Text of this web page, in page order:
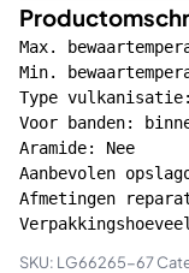
Max.
Min.
Type vulkanisatie:
Voor banden:
Aramide: Nee
Aanbevolen
Afmetingen
Ø80mm
30st
aantal
SKU: LG66265-67